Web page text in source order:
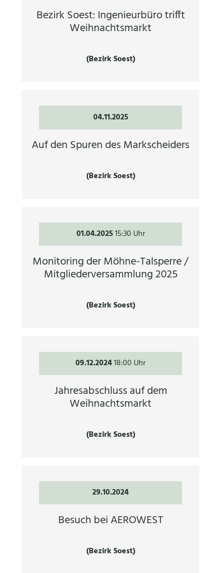
Bezirk Soest: Ingenieurbüro trifft
Weihnachtsmarkt
(Bezirk Soest)
04.11.2025
Auf den Spuren des Markscheiders
(Bezirk Soest)
01.04.202515:30 Uhr
Monitoring der Möhne-Talsperre /
Mitgliederversammlung 2025
(Bezirk Soest)
09.12.202418:00 Uhr
Jahresabschluss auf dem
Weihnachtsmarkt
(Bezirk Soest)
29.10.2024
Besuch bei AEROWEST
(Bezirk Soest)